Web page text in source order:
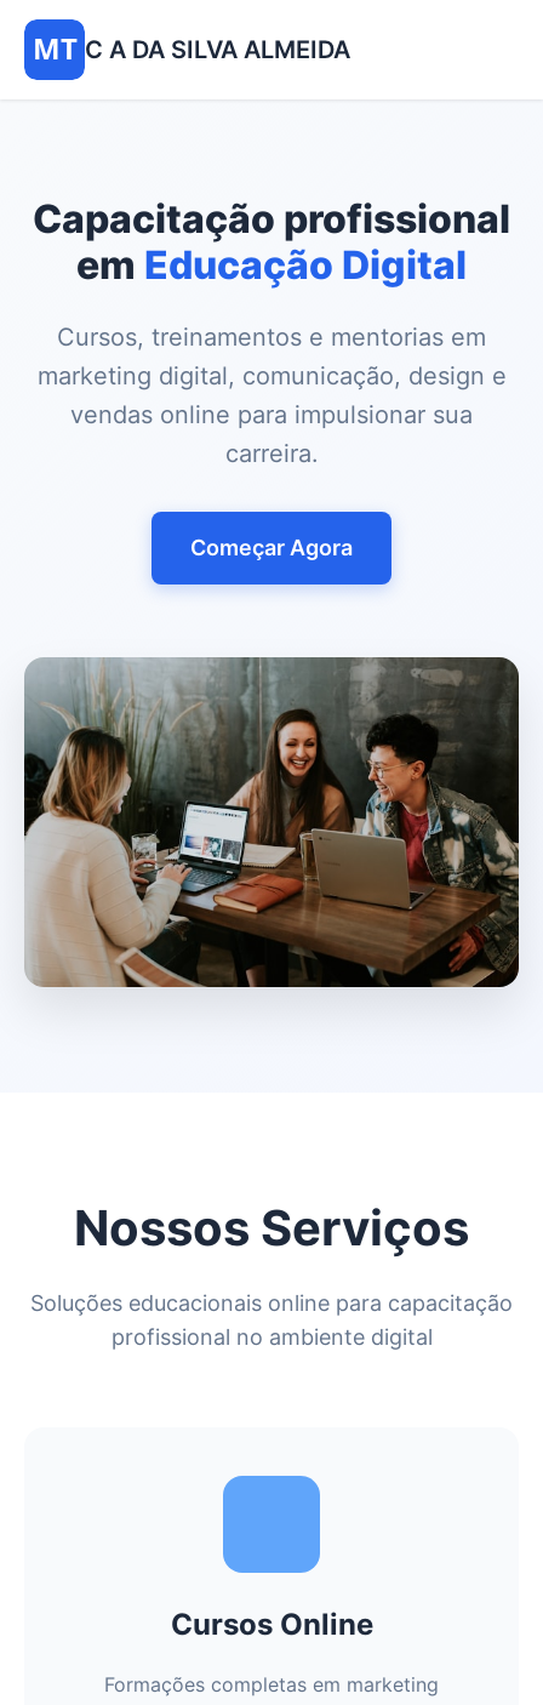
MT C A DA SILVA ALMEIDA
Capacitação profissional
em Educação Digital
Cursos, treinamentos e mentorias em
marketing digital, comunicação, design e
vendas online para impulsionar sua
carreira.
Começar Agora
Nossos Serviços
Soluções educacionais online para capacitação
profissional no ambiente digital
Cursos Online
Formações completas em marketing